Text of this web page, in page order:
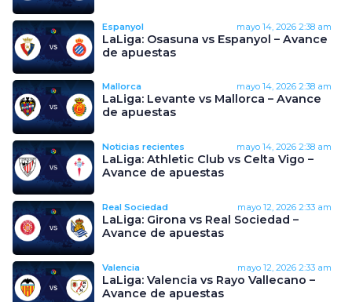
Espanyol mayo 14, 2026 2:38 am
LaLiga: Osasuna vs Espanyol – Avance
de apuestas
Mallorca mayo 14, 2026 2:38 am
LaLiga: Levante vs Mallorca – Avance
de apuestas
Noticias recientes mayo 14, 2026 2:38 am
LaLiga: Athletic Club vs Celta Vigo –
Avance de apuestas
Real Sociedad mayo 12, 2026 2:33 am
LaLiga: Girona vs Real Sociedad –
Avance de apuestas
Valencia mayo 12, 2026 2:33 am
LaLiga: Valencia vs Rayo Vallecano –
Avance de apuestas